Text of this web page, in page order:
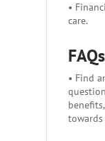
•
care.
FAQs
• Find
towards